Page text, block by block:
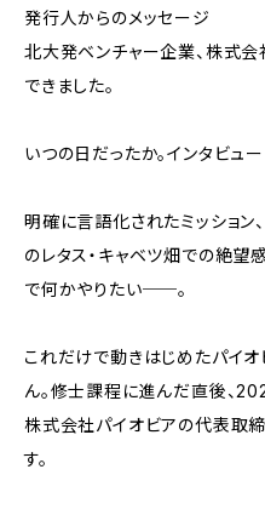
発行人からのメッセージ
北大発ベンチャー企業、株式
できました。
いつの日だったか。インタビュ
明確に言語化されたミッション
のレタス・キャベツ畑での絶望
で何かやりたい──。
これだけで動きはじめたパイ
ん。修士課程に進んだ直後、
株式会社パイオビアの代表取
す。